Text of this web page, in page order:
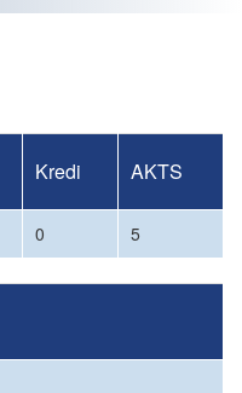
Kredi AKTS
0 5